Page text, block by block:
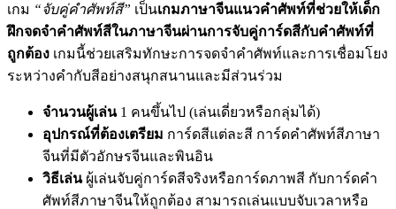
เกม “จับคู่คำศัพท์สี” เป็นเกมภาษาจีนแนวคำศัพท์ที่ช่วยให้เด็ก
ฝึกจดจำคำศัพท์สีในภาษาจีนผ่านการจับคู่การ์ดสีกับคำศัพท์ที่
ถูกต้อง เกมนี้ช่วยเสริมทักษะการจดจำคำศัพท์และการเชื่อมโยง
ระหว่างคำกับสีอย่างสนุกสนานและมีส่วนร่วม
จำนวนผู้เล่น 1 คนขึ้นไป (เล่นเดี่ยวหรือกลุ่มได้)
อุปกรณ์ที่ต้องเตรียม การ์ดสีแต่ละสี การ์ดคำศัพท์สีภาษา
จีนที่มีตัวอักษรจีนและพินอิน
วิธีเล่น ผู้เล่นจับคู่การ์ดสีจริงหรือการ์ดภาพสี กับการ์ดคำ
ศัพท์สีภาษาจีนให้ถูกต้อง สามารถเล่นแบบจับเวลาหรือ